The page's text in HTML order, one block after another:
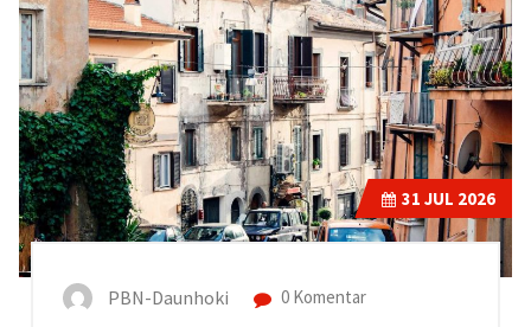
31 JUL 2026
PBN-Daunhoki 0 Komentar